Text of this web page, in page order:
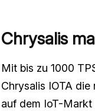
Chrysalis
Mit bis zu 1000
Chrysalis IOTA
auf dem IoT-Markt